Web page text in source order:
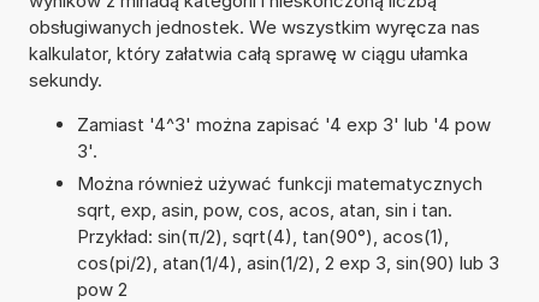
obsługiwanych jednostek. We wszystkim wyręcza nas
kalkulator, który załatwia całą sprawę w ciągu ułamka
sekundy.
Zamiast '4^3' można zapisać '4 exp 3' lub '4 pow
3'.
Można również używać funkcji matematycznych
sqrt, exp, asin, pow, cos, acos, atan, sin i tan.
Przykład: sin(π/2), sqrt(4), tan(90°), acos(1),
cos(pi/2), atan(1/4), asin(1/2), 2 exp 3, sin(90) lub 3
pow 2